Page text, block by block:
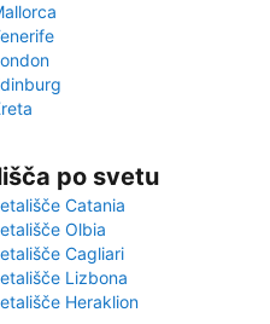
po svetu
Catania
Olbia
Cagliari
Lizbona
Heraklion